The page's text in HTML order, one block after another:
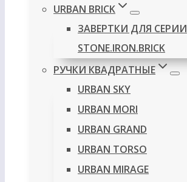
URBAN BRICK
ЗАВЕРТКИ ДЛЯ СЕРИИ
STONE.IRON.BRICK
РУЧКИ КВАДРАТНЫЕ
URBAN SKY
URBAN MORI
URBAN GRAND
URBAN TORSO
URBAN MIRAGE